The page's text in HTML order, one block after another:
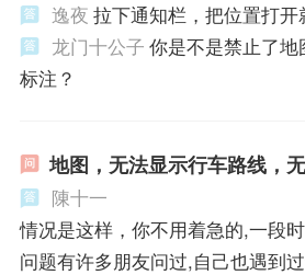
逸夜 拉下通知栏，把位置打开
龙门十公子 你是不是禁止了
标注？
地图，无法显示行车路线，
陳十一
情况是这样，你不用着急的,一段
问题有许多朋友问过,自己也遇到